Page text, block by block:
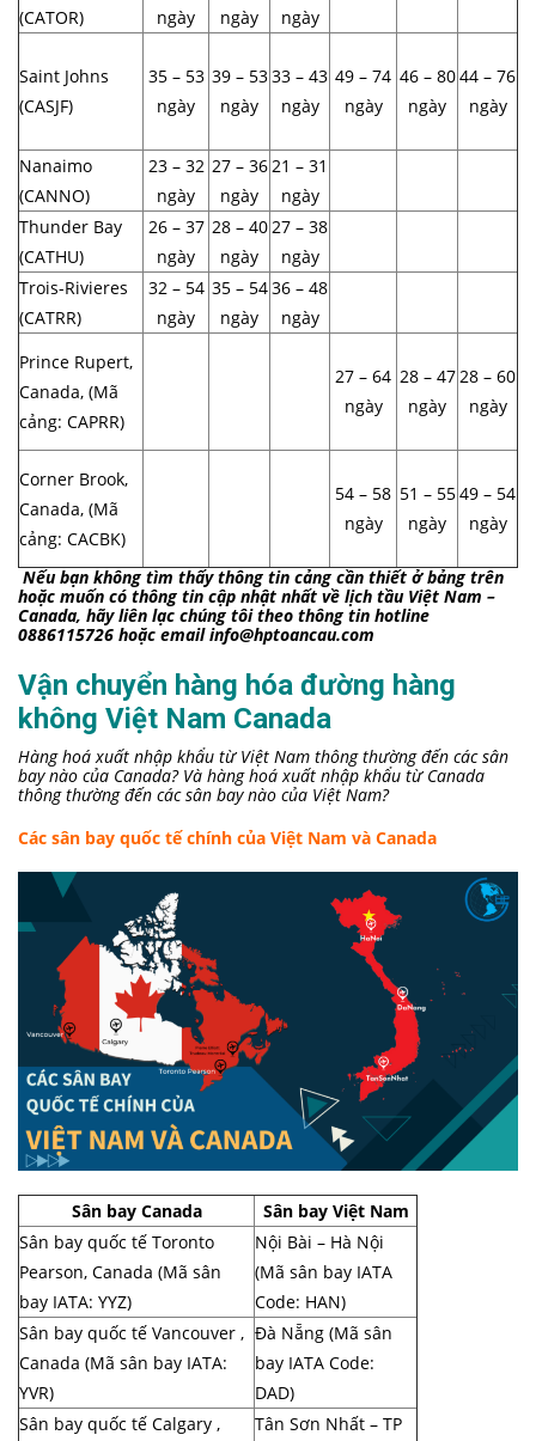
(CATOR)
ngày
ngày
ngày
Saint Johns
(CASJF)
35 – 53
ngày
39 – 53
ngày
33 – 43
ngày
49 – 74
ngày
46 – 80
ngày
44 – 76
ngày
Nanaimo
(CANNO)
23 – 32
ngày
27 – 36
ngày
21 – 31
ngày
Thunder Bay
(CATHU)
26 – 37
ngày
28 – 40
ngày
27 – 38
ngày
Trois-Rivieres
(CATRR)
32 – 54
ngày
35 – 54
ngày
36 – 48
ngày
Prince Rupert,
Canada, (Mã
cảng: CAPRR)
27 – 64
ngày
28 – 47
ngày
28 – 60
ngày
Corner Brook,
Canada, (Mã
cảng: CACBK)
54 – 58
ngày
51 – 55
ngày
49 – 54
ngày
Nếu bạn không tìm thấy thông tin cảng cần thiết ở bảng trên
hoặc muốn có thông tin cập nhật nhất về lịch tầu Việt Nam –
Canada, hãy liên lạc chúng tôi theo thông tin hotline
0886115726 hoặc email info@hptoancau.com
Vận chuyển hàng hóa đường hàng
không Việt Nam Canada
Hàng hoá xuất nhập khẩu từ Việt Nam thông thường đến các sân
bay nào của Canada? Và hàng hoá xuất nhập khẩu từ Canada
thông thường đến các sân bay nào của Việt Nam?
Các sân bay quốc tế chính của Việt Nam và Canada
Sân bay Canada
Sân bay Việt Nam
Sân bay quốc tế Toronto
Pearson, Canada (Mã sân
bay IATA: YYZ)
Nội Bài – Hà Nội
(Mã sân bay IATA
Code: HAN)
Sân bay quốc tế Vancouver ,
Canada (Mã sân bay IATA:
YVR)
Đà Nẵng (Mã sân
bay IATA Code:
DAD)
Sân bay quốc tế Calgary ,
Tân Sơn Nhất – TP